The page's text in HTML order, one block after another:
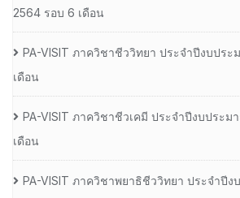
2564 รอบ 6 เดือน
PA-VISIT ภาควิชาชีววิทยา ประจำปีงบปร
เดือน
PA-VISIT ภาควิชาชีวเคมี ประจำปีงบประม
เดือน
PA-VISIT ภาควิชาพยาธิชีววิทยา ประจำปี